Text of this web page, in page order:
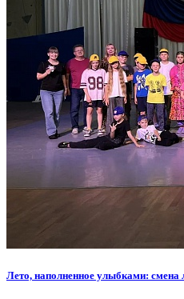
Лето, наполненное улыбками: смена